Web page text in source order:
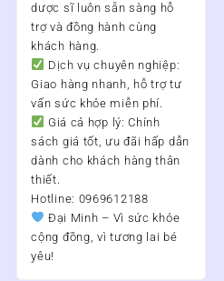
dược sĩ luôn sẵn sàng hỗ
trợ và đồng hành cùng
khách hàng.
Dịch vụ chuyên nghiệp:
Giao hàng nhanh, hỗ trợ tư
vấn sức khỏe miễn phí.
Giá cả hợp lý: Chính
sách giá tốt, ưu đãi hấp dẫn
dành cho khách hàng thân
thiết.
Hotline: 0969612188
Đại Minh – Vì sức khỏe
cộng đồng, vì tương lai bé
yêu!